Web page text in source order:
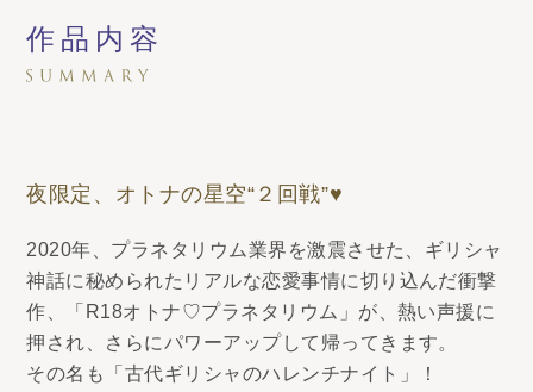
作品内容
夜限定、オトナの星空“２回戦”♥
2020年、プラネタリウム業界を激震させた、ギリシャ
神話に秘められたリアルな恋愛事情に切り込んだ衝撃
作、「R18オトナ♡プラネタリウム」が、熱い声援に
押され、さらにパワーアップして帰ってきます。
その名も「古代ギリシャのハレンチナイト」！